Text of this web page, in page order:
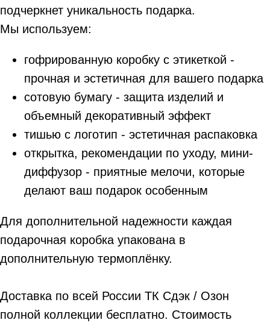
подчеркнет уникальность подарка.
Мы используем:
гофрированную коробку с этикеткой -
прочная и эстетичная для вашего подарка
сотовую бумагу - защита изделий и
объемный декоративный эффект
тишью с логотип - эстетичная распаковка
открытка, рекомендации по уходу, мини-
диффузор - приятные мелочи, которые
делают ваш подарок особенным
Для дополнительной надежности каждая
подарочная коробка упакована в
дополнительную термоплёнку.
Доставка по всей России ТК Сдэк / Озон
полной коллекции бесплатно. Стоимость